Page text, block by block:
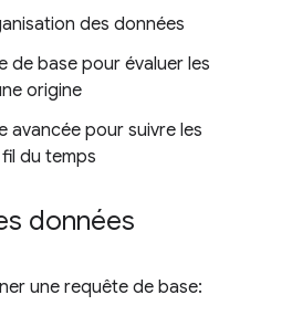
des données
de base pour évaluer les
origine
avancée pour suivre les
du temps
données
une requête de base: